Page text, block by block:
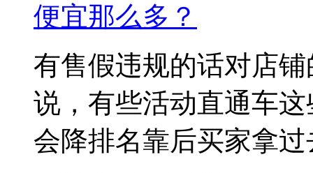
便宜那么多？
有售假违规的话对店
说，有些活动直通车
会降排名靠后买家拿